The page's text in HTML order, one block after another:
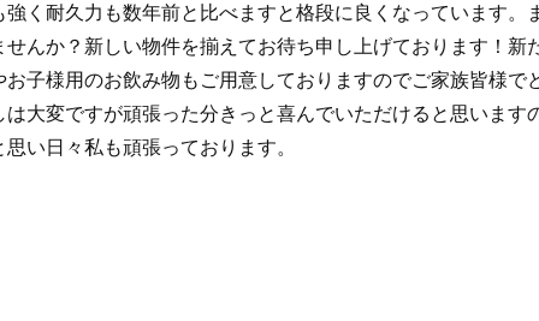
強く耐久力も数年前と比べますと格段に良くなっています。
せんか？新しい物件を揃えてお待ち申し上げております！新
お子様用のお飲み物もご用意しておりますのでご家族皆様で
は大変ですが頑張った分きっと喜んでいただけると思います
思い日々私も頑張っております。